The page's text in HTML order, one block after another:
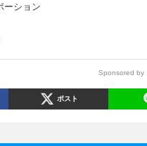
ーション
Sponsored by
ポスト